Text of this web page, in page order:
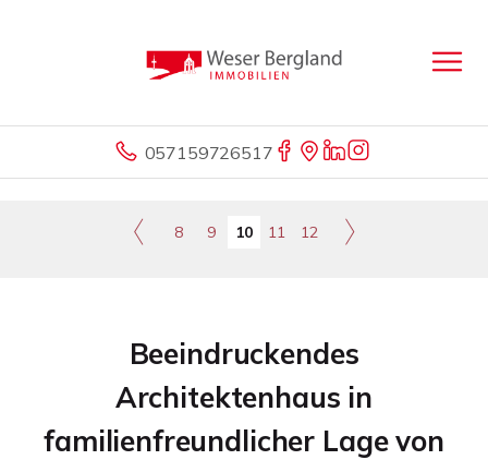
057159726517
8 9 10 11 12
Beeindruckendes
Architektenhaus in
familienfreundlicher Lage von